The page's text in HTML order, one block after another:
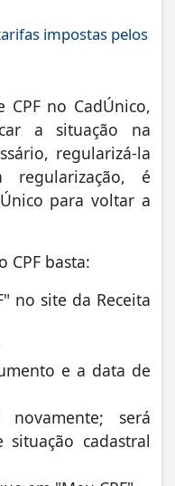
impostas pelos
no CadÚnico,
a situação na
regularizá-la
é
para voltar a
CPF basta:
no site da Receita
e a data de
será
cadastral